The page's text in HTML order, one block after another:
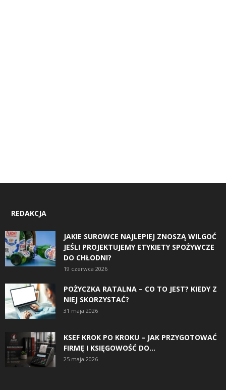
REDAKCJA
JAKIE SUROWCE NAJLEPIEJ ZNOSZĄ WILGOĆ
JEŚLI PROJEKTUJEMY ETYKIETY SPOŻYWCZE
DO CHŁODNI?
19 czerwca 2026
POŻYCZKA RATALNA – CO TO JEST? KIEDY Z
NIEJ SKORZYSTAĆ?
31 maja 2026
KSEF KROK PO KROKU – JAK PRZYGOTOWAĆ
FIRMĘ I KSIĘGOWOŚĆ DO...
25 maja 2026